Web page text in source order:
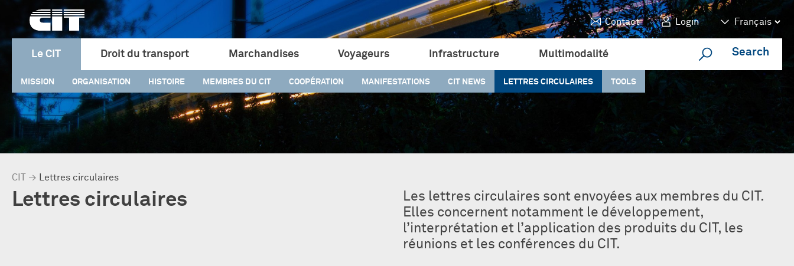
Contact Login
Le CIT
MISSION ORGANISATION HISTOIRE MEMBRES DU CIT COOPÉRATION MANIFESTATIONS CIT NEWS LETTRES CIRCULAIRES TOOLS
Droit du transport Marchandises Voyageurs Infrastructure Multimodalité Search
CIT → Lettres circulaires
Lettres circulaires
Les lettres circulaires sont envoyées aux membres du CIT.
Elles concernent notamment le développement,
l’interprétation et l’application des produits du CIT, les
réunions et les conférences du CIT.